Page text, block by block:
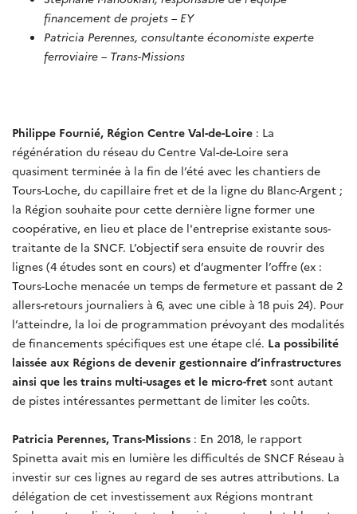
financement de projets – EY
Patricia Perennes, consultante économiste experte
ferroviaire – Trans-Missions
Philippe Fournié, Région Centre Val-de-Loire : La
régénération du réseau du Centre Val-de-Loire sera
quasiment terminée à la fin de l’été avec les chantiers de
Tours-Loche, du capillaire fret et de la ligne du Blanc-Argent ;
la Région souhaite pour cette dernière ligne former une
coopérative, en lieu et place de l'entreprise existante sous-
traitante de la SNCF. L’objectif sera ensuite de rouvrir des
lignes (4 études sont en cours) et d’augmenter l’offre (ex :
Tours-Loche menacée un temps de fermeture et passant de 2
allers-retours journaliers à 6, avec une cible à 18 puis 24). Pour
l’atteindre, la loi de programmation prévoyant des modalités
de financements spécifiques est une étape clé. La possibilité
laissée aux Régions de devenir gestionnaire d’infrastructures
ainsi que les trains multi-usages et le micro-fret sont autant
de pistes intéressantes permettant de limiter les coûts.
Patricia Perennes, Trans-Missions : En 2018, le rapport
Spinetta avait mis en lumière les difficultés de SNCF Réseau à
investir sur ces lignes au regard de ses autres attributions. La
délégation de cet investissement aux Régions montrant